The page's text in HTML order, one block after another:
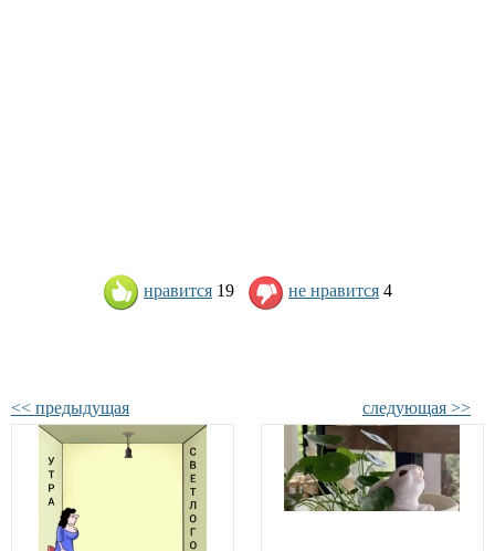
нравится 19 не нравится 4
<< предыдущая следующая >>